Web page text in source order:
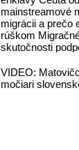
mainstreamové
migrácii a prečo
rúškom
skutočnosti
VIDEO:
močiari